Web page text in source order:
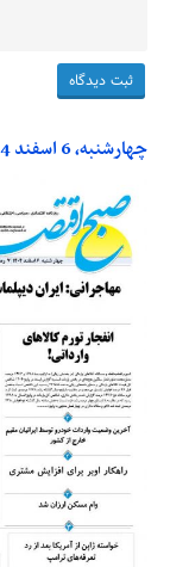
چهارشنبه، 6 اسفند 1404